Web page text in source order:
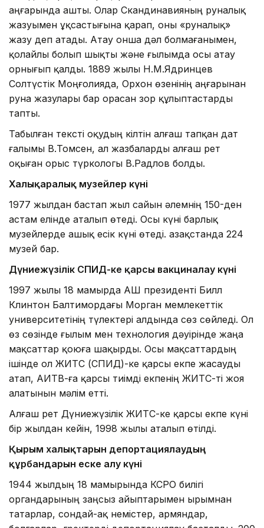
аңғарында ашты. Олар Скандинавияның руналық
жазуымен ұқсастығына қарап, оны «руналық»
жазу деп атады. Атау онша дәл болмағанымен,
қолайлы болып шықты және ғылымда осы атау
орнығып қалды. 1889 жылы Н.М.Ядринцев
Солтүстік Моңғолияда, Орхон өзенінің аңғарынан
руна жазулары бар орасан зор құлыптастарды
тапты.
Табылған тексті оқудың кілтін алғаш тапқан дат
ғалымы В.Томсен, ал жазбаларды алғаш рет
оқыған орыс түркологы В.Радлов болды.
Халықаралық музейлер күні
1977 жылдан бастап жыл сайын әлемнің 150-ден
астам елінде аталып өтеді. Осы күні барлық
музейлерде ашық есік күні өтеді. Қазақстанда 224
музей бар.
Дүниежүзілік СПИД-ке қарсы вакциналау күні
1997 жылы 18 мамырда АҚШ президенті Билл
Клинтон Балтимордағы Морган мемлекеттік
университетінің түлектері алдында сөз сөйледі. Ол
өз сөзінде ғылым мен технология дәуірінде жаңа
мақсаттар қоюға шақырды. Осы мақсаттардың
ішінде ол ЖИТС (СПИД)-ке қарсы екпе жасауды
атап, АИТВ-ға қарсы тиімді екпенің ЖИТС-ті жоя
алатынын мәлім етті.
Алғаш рет Дүниежүзілік ЖИТС-ке қарсы екпе күні
бір жылдан кейін, 1998 жылы аталып өтілді.
Қырым халықтарын депортациялаудың
құрбандарын еске алу күні
1944 жылдың 18 мамырында КСРО билігі
органдарының заңсыз айыптарымен Қырымнан
татарлар, сондай-ақ немістер, армяндар,